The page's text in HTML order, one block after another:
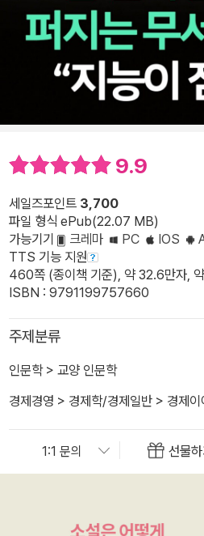
9.9
세일즈포인트 3,700
파일 형식 ePub(22.07 MB)
가능기기
크레마 PC IOS
TTS 기능 지원
460쪽 (종이책 기준), 약 32.6만자,
ISBN : 9791199757660
주제분류
인문학> 교양 인문학
경제경영 > 경제학/경제일반 > 경제이
선물